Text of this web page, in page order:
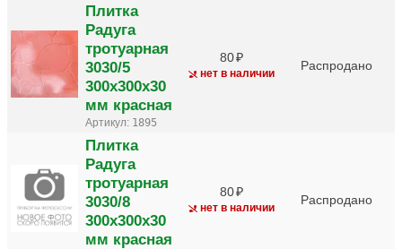
Плитка
Радуга
тротуарная
3030/5
300х300х30
мм красная
Артикул: 1895
80
нет в наличии
Распродано
Плитка
Радуга
тротуарная
3030/8
300х300х30
мм красная
80
нет в наличии
Распродано